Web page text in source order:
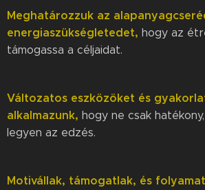
Meghatározzuk az
energiaszükségletedet, hogy az
támogassa a céljaidat.
Változatos eszközöket és
alkalmazunk, hogy ne csak
legyen az edzés.
Motivállak, támogatlak, és